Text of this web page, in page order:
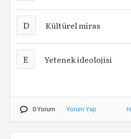
D Kültürel miras
E Yetenek ideolojisi
0 Yorum Yorum Yap